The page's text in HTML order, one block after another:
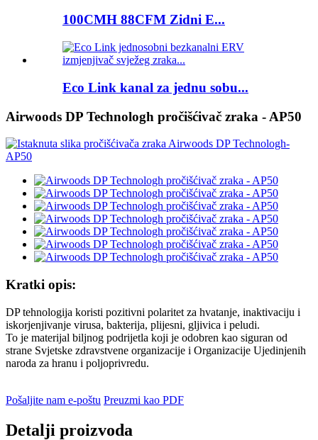
100CMH 88CFM Zidni E...
Eco Link kanal za jednu sobu...
Airwoods DP Technologh pročišćivač zraka - AP50
Kratki opis:
DP tehnologija koristi pozitivni polaritet za hvatanje, inaktivaciju i
iskorjenjivanje virusa, bakterija, plijesni, gljivica i peludi.
To je materijal biljnog podrijetla koji je odobren kao siguran od
strane Svjetske zdravstvene organizacije i Organizacije Ujedinjenih
naroda za hranu i poljoprivredu.
Pošaljite nam e-poštu Preuzmi kao PDF
Detalji proizvoda